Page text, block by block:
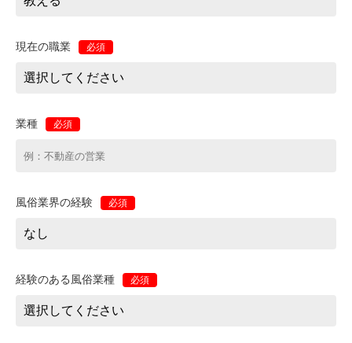
現在の職業 必須
業種 必須
風俗業界の経験 必須
経験のある風俗業種 必須